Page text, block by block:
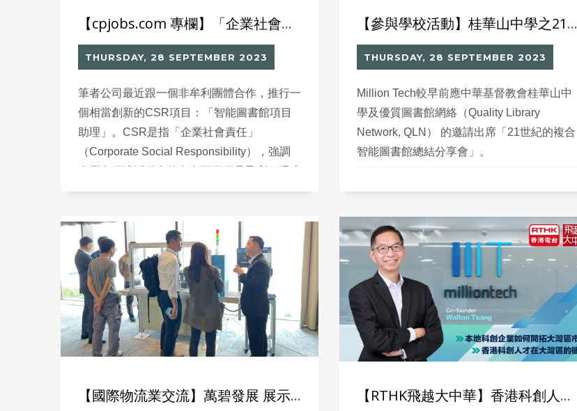
【cpjobs.com 專欄】「企業社會責任」不應只是捐錢
THURSDAY, 28 SEPTEMBER 2023
筆者公司最近跟一個非牟利團體合作，推行一
個相當創新的CSR項目：「智能圖書館項目
助理」。CSR是指「企業社會責任」
（Corporate Social Responsibility），強調
該承擔一定的社會責任。近年，愈來愈多的企
以及環境保護，成為更具社會價值觀念的組
織。
【參與學校活動】桂華山中學之21世紀的複合智能圖書館總結分享會
THURSDAY, 28 SEPTEMBER 2023
Million Tech較早前應中華基督教會桂華山中
學及優質圖書館網絡（Quality Library
Network, QLN） 的邀請出席「21世紀的複合
智能圖書館總結分享會」。
【國際物流業交流】萬碧發展 展示「智慧貼標系統」解決方案 【RTHK飛越大中華】香港科創人才在大灣區的機遇